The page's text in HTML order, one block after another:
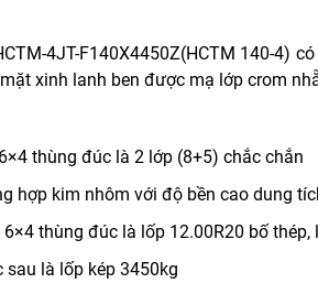
4JT-F140X4450Z(HCTM 140-
xinh lanh ben được mạ lớp crom
thùng đúc là 2 lớp (8+5) chắc chắn
hợp kim nhôm với độ bền cao dung
thùng đúc là lốp 12.00R20 bố thép,
là lốp kép 3450kg